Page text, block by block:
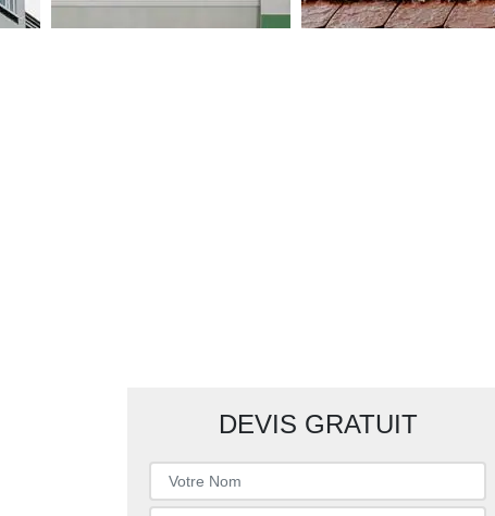
DEVIS GRATUIT